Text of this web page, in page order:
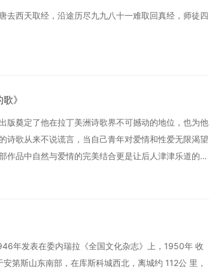
去西天取经，沿途历尽九九八十一难取回真经，师徒四
》
版奠定了他在拉丁美洲诗歌界不可撼动的地位，也为他
诗歌从来不说谎言，当自己青年对爱情和性爱无限渴望
品中自然与爱情的完美结合更是让后人津津乐道的美
年发表在委内瑞拉《全国文化杂志》上，1950年 收
第斯山东南部，在库斯科城西北，离城约 112公 里，